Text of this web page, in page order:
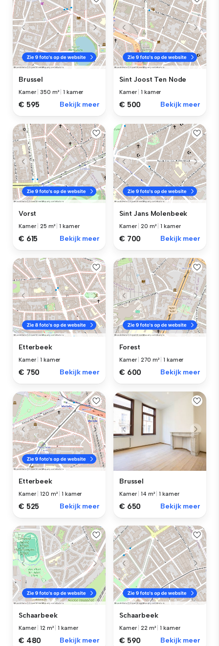
Brussel
Kamer |350 m² |1 kamer
€ 595 Bekijk meer
Sint Joost Ten Node
Kamer |1 kamer
€ 500 Bekijk meer
Vorst
Kamer 25 m² |1 kamer
€ 615 Bekijk meer
Sint Jans Molenbeek
Kamer 20 m² |1 kamer
€ 700 Bekijk meer
Etterbeek
Kamer |1 kamer
€ 750 Bekijk meer
Forest
Kamer |270 m² |1 kamer
€ 600 Bekijk meer
Etterbeek
Kamer |120 m² |1 kamer
€ 525 Bekijk meer
Brussel
Kamer |14 m² |1 kamer
€ 650 Bekijk meer
Schaarbeek
Kamer |12 m² |1 kamer
€ 480 Bekijk meer
Schaarbeek
Kamer |22 m² |1 kamer
€ 590 Bekijk meer